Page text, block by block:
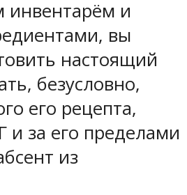
инвентарём и
вы
настоящий
безусловно,
его рецепта,
и за его пределами
из